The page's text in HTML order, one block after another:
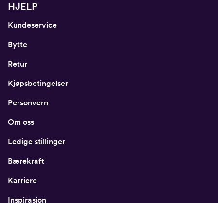
HJELP
Kundeservice
Bytte
Retur
Kjøpsbetingelser
Personvern
Om oss
Ledige stillinger
Bærekraft
Karriere
Inspirasjon